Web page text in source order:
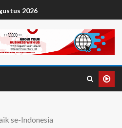
2026
se-Indonesia